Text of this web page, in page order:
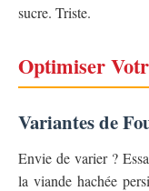
sucre. Triste.
Optimiser
Variantes de
Envie de varier ?
la viande hachée